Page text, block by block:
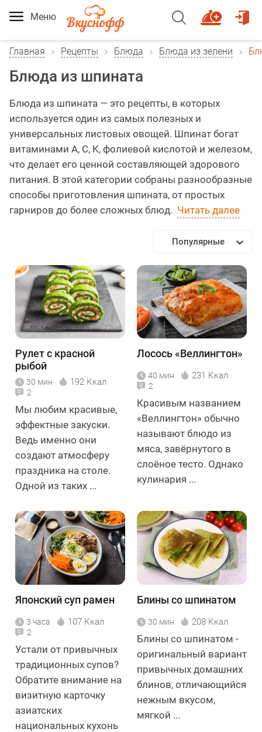
Меню
Главная Рецепты Блюда Блюда из зелени
Блюда из шпината
Блюда из шпината — это рецепты, в которых
используется один из самых полезных и
универсальных листовых овощей. Шпинат богат
витаминами A, C, K, фолиевой кислотой и железом,
что делает его ценной составляющей здорового
питания. В этой категории собраны разнообразные
способы приготовления шпината, от простых
гарниров до более сложных блюд. Читать далее
Популярные
Рулет с красной
рыбой
30 мин 192 Ккал
2
Мы любим красивые,
эффектные закуски.
Ведь именно они
создают атмосферу
праздника на столе.
Одной из таких ...
Лосось «Веллингтон»
40 мин 231 Ккал
2
Красивым названием
«Веллингтон» обычно
называют блюдо из
мяса, завёрнутого в
слоёное тесто. Однако
кулинария ...
Японский суп рамен
3 часа 107 Ккал
2
Устали от привычных
традиционных супов?
Обратите внимание на
визитную карточку
азиатских
национальных кухонь
Блины со шпинатом
30 мин 208 Ккал
Блины со шпинатом -
оригинальный вариант
привычных домашних
блинов, отличающийся
нежным вкусом,
мягкой ...